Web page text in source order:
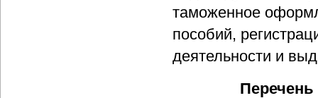
таможенное
пособий,
деятельности и